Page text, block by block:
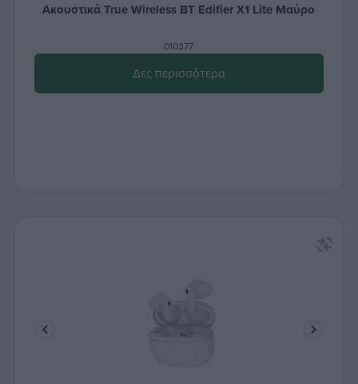
Ακουστικά True Wireless ΒΤ Edifier X1 Lite Μαύρο
010377
Δες περισσότερα